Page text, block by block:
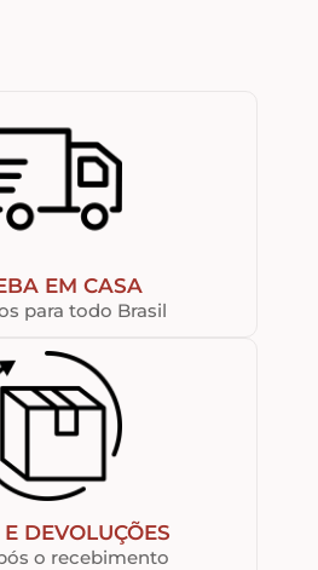
EM CASA
para todo Brasil
DEVOLUÇÕES
o recebimento